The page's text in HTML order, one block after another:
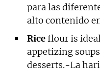
para las
alto contenido
Riceflour is
appetizing
desserts.-La